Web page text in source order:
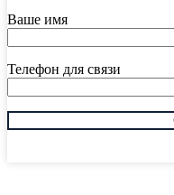
Ваше имя
Телефон для связи